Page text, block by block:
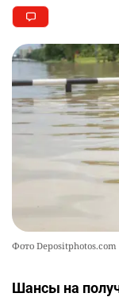
10
2340
Фото Depositphotos.com
Шансы на